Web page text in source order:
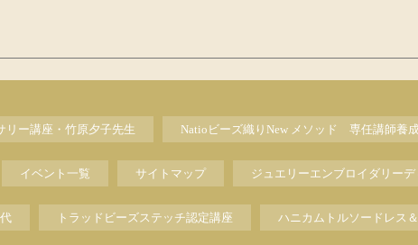
リー講座・竹原夕子先生 Natioビーズ織りNew メソッド 専任講師養
イベント一覧 サイトマップ ジュエリーエンブロイダリー
トラッドビーズステッチ認定講座 ハニカムトルソードレス